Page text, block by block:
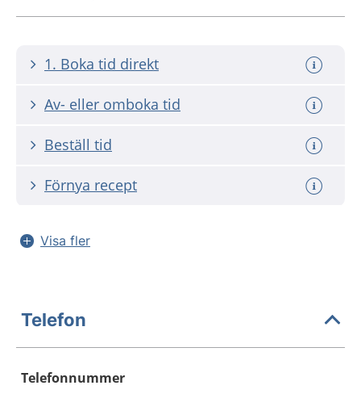
1. Boka tid direkt
Av- eller omboka tid
Beställ tid
Förnya recept
Visa fler
Telefon
Telefonnummer